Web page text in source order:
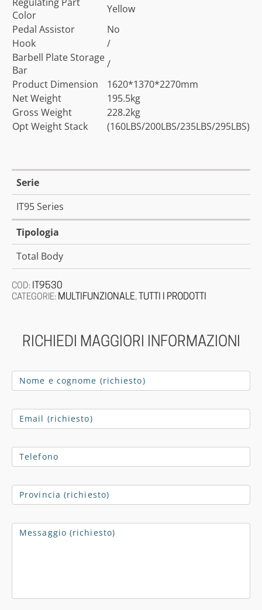
Color
Yellow
Pedal Assistor
No
Hook
/
Barbell Plate Storage
Bar
/
Product Dimension
1620*1370*2270mm
Net Weight
195.5kg
Gross Weight
228.2kg
Opt Weight Stack
(160LBS/200LBS/235LBS/295LBS)
Serie
IT95 Series
Tipologia
Total Body
COD: IT9530
CATEGORIE: MULTIFUNZIONALE, TUTTI I PRODOTTI
RICHIEDI MAGGIORI INFORMAZIONI